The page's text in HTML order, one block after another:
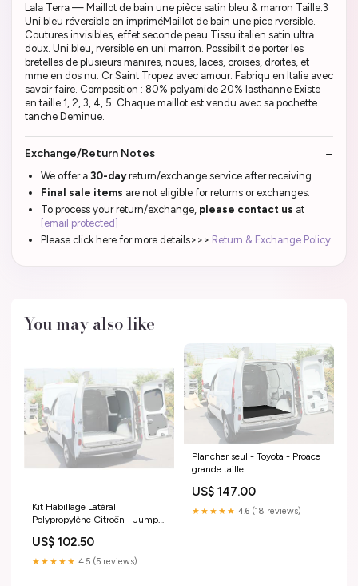
Lala Terra — Maillot de bain une pièce satin bleu & marron Taille:3
Uni bleu réversible en impriméMaillot de bain une pice rversible.
Coutures invisibles, effet seconde peau Tissu italien satin ultra
doux. Uni bleu, rversible en uni marron. Possibilit de porter les
bretelles de plusieurs manires, noues, laces, croises, droites, et
mme en dos nu. Cr Saint Tropez avec amour. Fabriqu en Italie avec
savoir faire. Composition : 80% polyamide 20% lasthanne Existe
en taille 1, 2, 3, 4, 5. Chaque maillot est vendu avec sa pochette
tanche Deminue.
Exchange/Return Notes
We offer a 30-dayreturn/exchange service after receiving.
Final sale items are not eligible for returns or exchanges.
To process your return/exchange, please contact us at
[email protected]
Please click here for more details>>> Return & Exchange Policy
You may also like
Kit Habillage Latéral
Polypropylène Citroën - Jumpy
US$ 102.50
★★★★★ 4.5 (5 reviews)
Plancher seul - Toyota - Proace
grande taille
US$ 147.00
★★★★★ 4.6 (18 reviews)